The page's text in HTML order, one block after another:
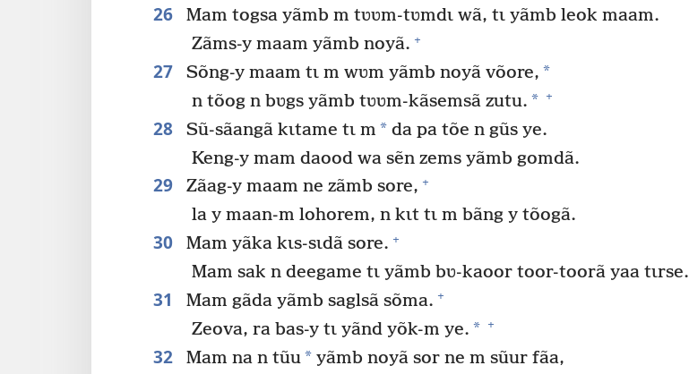
26
Mam togsa yãmb m tʋʋm-tʋmdɩ wã, tɩ yãmb leok maam.
Zãms-y maam yãmb noyã. +
27 Sõng-y maam tɩ m wʋm yãmb noyã võore, *
n tõog n bʋgs yãmb tʋʋm-kãsemsã zutu. * +
28 Sũ-sãangã kɩtame tɩ m *da pa tõe n gũs ye.
Keng-y mam daood wa sẽn zems yãmb gomdã.
29 Zãag-y maam ne zãmb sore, +
la y maan-m lohorem, n kɩt tɩ m bãng y tõogã.
30 Mam yãka kɩs-sɩdã sore. +
Mam sak n deegame tɩ yãmb bʋ-kaoor toor-toorã yaa tɩrse.
31 Mam gãda yãmb saglsã sõma. +
Zeova, ra bas-y tɩ yãnd yõk-m ye. * +
32 Mam na n tũu*yãmb noyã sor ne m sũur fãa,